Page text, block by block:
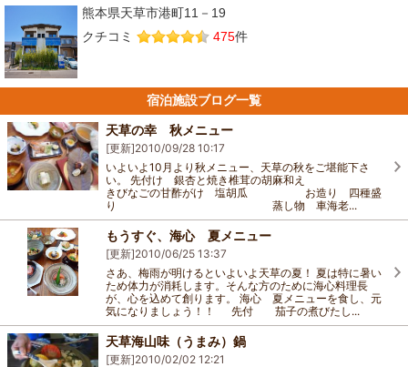
熊本県天草市港町11－19
クチコミ
475件
宿泊施設ブログ一覧
天草の幸 秋メニュー
[更新]2010/09/28 10:17
いよいよ10月より秋メニュー、天草の秋をご堪能下さ
い。 先付け 銀杏と焼き椎茸の胡麻和え
きびなごの甘酢がけ 塩胡瓜 お造り 四種盛
り 蒸し物 車海老...
もうすぐ、海心 夏メニュー
[更新]2010/06/25 13:37
さあ、梅雨が明けるといよいよ天草の夏！ 夏は特に暑い
ため体力が消耗します。そんな方のために海心料理長
が、心を込めて創ります。 海心 夏メニューを食し、元
気になりましょう！！ 先付 茄子の煮びたし...
天草海山味（うまみ）鍋
[更新]2010/02/02 12:21